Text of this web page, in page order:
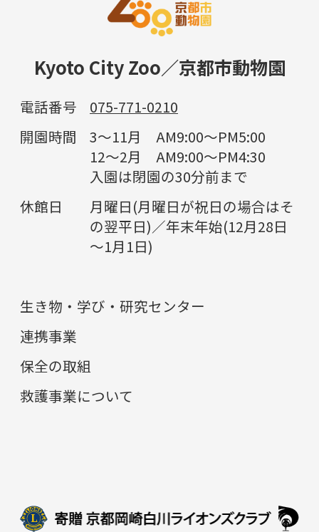
Kyoto City Zoo／京都市動物園
電話番号
075-771-0210
開園時間
3～11月 AM9:00～PM5:00
12～2月 AM9:00～PM4:30
入園は閉園の30分前まで
休館日
月曜日(月曜日が祝日の場合はそ
の翌平日)／年末年始(12月28日
～1月1日)
生き物・学び・研究センター
連携事業
保全の取組
救護事業について